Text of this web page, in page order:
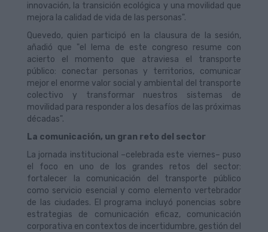
innovación, la transición ecológica y una movilidad que
mejora la calidad de vida de las personas".
Quevedo, quien participó en la clausura de la sesión,
añadió que "el lema de este congreso resume con
acierto el momento que atraviesa el transporte
público: conectar personas y territorios, comunicar
mejor el enorme valor social y ambiental del transporte
colectivo y transformar nuestros sistemas de
movilidad para responder a los desafíos de las próximas
décadas".
La comunicación, un gran reto del sector
La jornada institucional –celebrada este viernes– puso
el foco en uno de los grandes retos del sector:
fortalecer la comunicación del transporte público
como servicio esencial y como elemento vertebrador
de las ciudades. El programa incluyó ponencias sobre
estrategias de comunicación eficaz, comunicación
corporativa en contextos de incertidumbre, gestión del